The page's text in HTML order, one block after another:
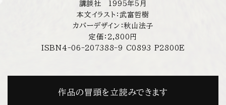
講談社 1995年5月
本文イラスト：武富哲樹
カバーデザイン：秋山法子
定価：2,800円
ISBN4-06-207388-9 C0893 P2800E
作品の冒頭を立読みできます